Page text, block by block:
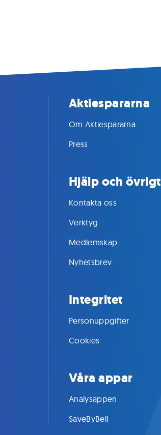
Aktiespararna
Om Aktiespararna
Press
Hjälp och övrigt
Kontakta oss
Verktyg
Medlemskap
Nyhetsbrev
Integritet
Personuppgifter
Cookies
Våra appar
Analysappen
SaveByBell